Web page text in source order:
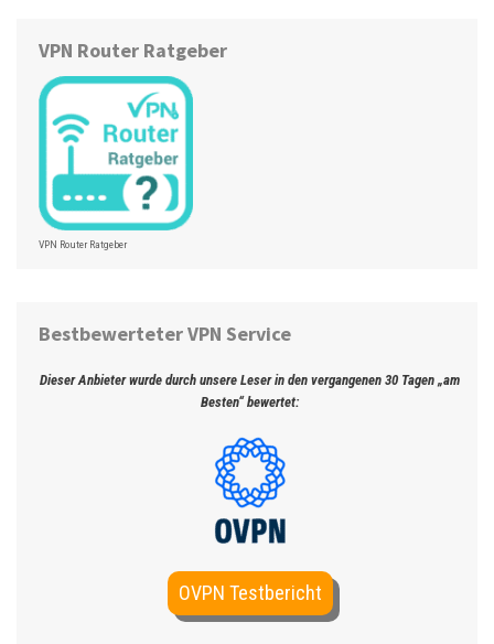
VPN Router Ratgeber
VPN Router Ratgeber
Bestbewerteter VPN Service
Dieser Anbieter wurde durch unsere Leser in den vergangenen 30 Tagen „am
Besten“ bewertet:
OVPN Testbericht